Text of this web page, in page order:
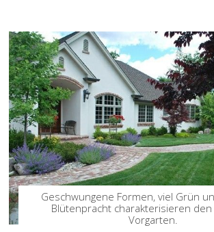
Geschwungene Formen, viel Grün
Blütenpracht charakterisieren
Vorgarten.